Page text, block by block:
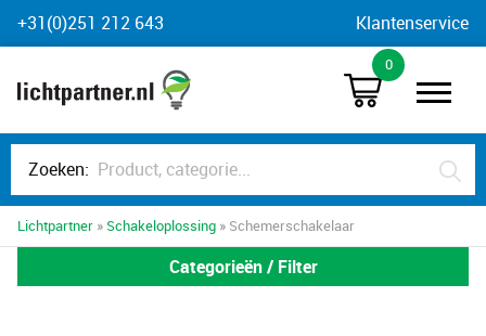
Skip
to
+31(0)251 212 643 Klantenservice
0
Zoeken:
Lichtpartner » Schakeloplossing » Schemerschakelaar
Categorieën / Filter